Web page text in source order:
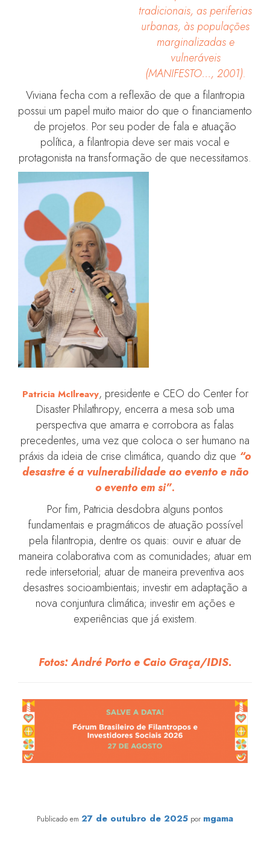
tradicionais, as periferias
urbanas, às populações
marginalizadas e
vulneráveis
(MANIFESTO…, 2001).
Viviana fecha com a reflexão de que a filantropia
possui um papel muito maior do que o financiamento
de projetos. Por seu poder de fala e atuação
política, a filantropia deve ser mais vocal e
protagonista na transformação de que necessitamos.
Patricia McIlreavy, presidente e CEO do Center for
Disaster Philathropy, encerra a mesa sob uma
perspectiva que amarra e corrobora as falas
precedentes, uma vez que coloca o ser humano na
práxis da ideia de crise climática, quando diz que “o
desastre é a vulnerabilidade ao evento e não
o evento em si”.
Por fim, Patricia desdobra alguns pontos
fundamentais e pragmáticos de atuação possível
pela filantropia, dentre os quais: ouvir e atuar de
maneira colaborativa com as comunidades; atuar em
rede intersetorial; atuar de maneira preventiva aos
desastres socioambientais; investir em adaptação a
nova conjuntura climática; investir em ações e
experiências que já existem.
Fotos: André Porto e Caio Graça/IDIS.
Publicado em 27 de outubro de 2025 por mgama